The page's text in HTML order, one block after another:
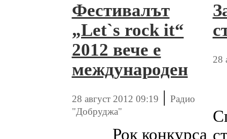
Фестивалът
„Let`s rock it“
2012 вече е
международен
28 август 2012 09:19 | Радио
"Добруджа"
Рок конкурса
28